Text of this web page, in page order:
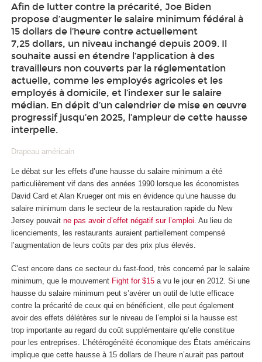
Afin de lutter contre la précarité, Joe Biden
propose d’augmenter le salaire minimum fédéral à
15 dollars de l’heure contre actuellement
7,25 dollars, un niveau inchangé depuis 2009. Il
souhaite aussi en étendre l’application à des
travailleurs non couverts par la réglementation
actuelle, comme les employés agricoles et les
employés à domicile, et l’indexer sur le salaire
médian. En dépit d’un calendrier de mise en œuvre
progressif jusqu’en 2025, l’ampleur de cette hausse
interpelle.
Drapeau américain
Le débat sur les effets d’une hausse du salaire minimum a été
particulièrement vif dans des années 1990 lorsque les économistes
David Card et Alan Krueger ont mis en évidence qu’une hausse du
salaire minimum dans le secteur de la restauration rapide du New
Jersey pouvait ne pas avoir d’effet négatif sur l’emploi . Au lieu de
licenciements, les restaurants auraient partiellement compensé
l’augmentation de leurs coûts par des prix plus élevés.
C’est encore dans ce secteur du fast-food, très concerné par le salaire
minimum, que le mouvement Fight for $15 a vu le jour en 2012. Si une
hausse du salaire minimum peut s’avérer un outil de lutte efficace
contre la précarité de ceux qui en bénéficient, elle peut également
avoir des effets délétères sur le niveau de l’emploi si la hausse est
trop importante au regard du coût supplémentaire qu’elle constitue
pour les entreprises. L’hétérogénéité économique des États américains
implique que cette hausse à 15 dollars de l’heure n’aurait pas partout